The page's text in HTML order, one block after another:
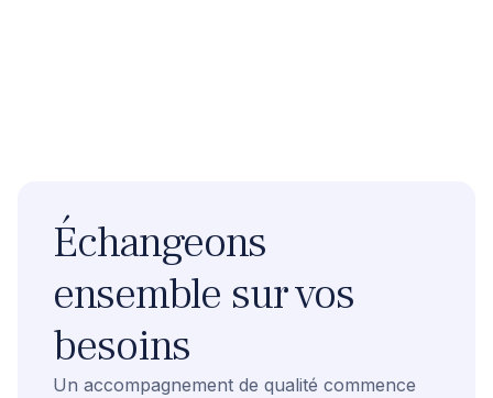
Échangeons
ensemble sur vos
besoins
Un accompagnement de qualité commence